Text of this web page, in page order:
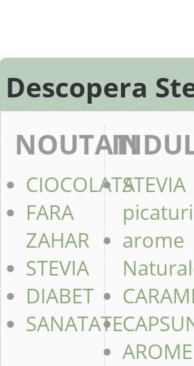
Descopera
NOUTATI
CIOCOLATA
FARA
ZAHAR
STEVIA
DIABET
SANATATE
STEVIA
picaturi
arome
AROME